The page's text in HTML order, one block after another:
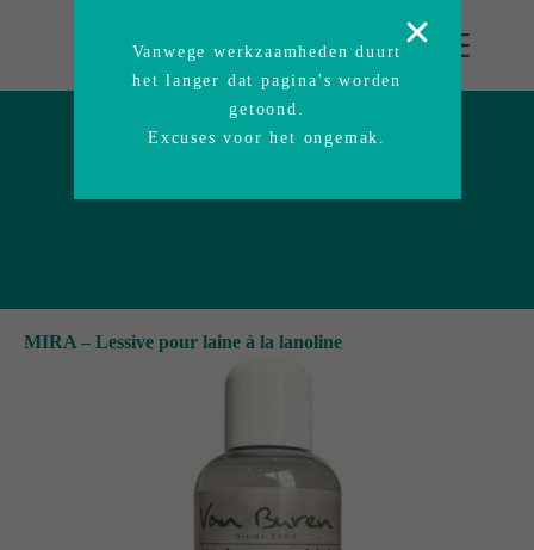
MIRA – Lessive pour laine à la lanoline
Vanwege werkzaamheden duurt
het langer dat pagina's worden
getoond.
Excuses voor het ongemak.